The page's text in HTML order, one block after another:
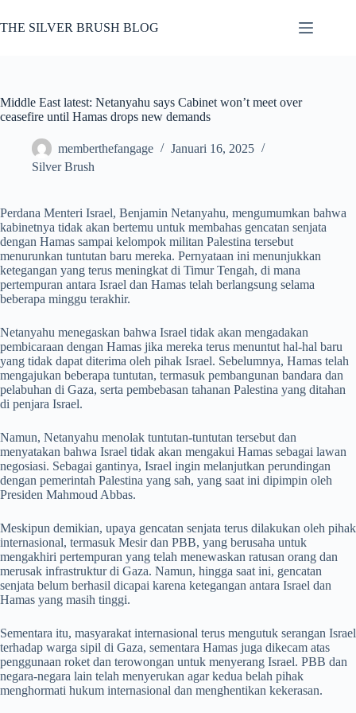
to
content
THE SILVER BRUSH BLOG
Middle East latest: Netanyahu says Cabinet won’t meet over
ceasefire until Hamas drops new demands
memberthefangage
Januari 16, 2025
Silver Brush
Perdana Menteri Israel, Benjamin Netanyahu, mengumumkan bahwa
kabinetnya tidak akan bertemu untuk membahas gencatan senjata
dengan Hamas sampai kelompok militan Palestina tersebut
menurunkan tuntutan baru mereka. Pernyataan ini menunjukkan
ketegangan yang terus meningkat di Timur Tengah, di mana
pertempuran antara Israel dan Hamas telah berlangsung selama
beberapa minggu terakhir.
Netanyahu menegaskan bahwa Israel tidak akan mengadakan
pembicaraan dengan Hamas jika mereka terus menuntut hal-hal baru
yang tidak dapat diterima oleh pihak Israel. Sebelumnya, Hamas telah
mengajukan beberapa tuntutan, termasuk pembangunan bandara dan
pelabuhan di Gaza, serta pembebasan tahanan Palestina yang ditahan
di penjara Israel.
Namun, Netanyahu menolak tuntutan-tuntutan tersebut dan
menyatakan bahwa Israel tidak akan mengakui Hamas sebagai lawan
negosiasi. Sebagai gantinya, Israel ingin melanjutkan perundingan
dengan pemerintah Palestina yang sah, yang saat ini dipimpin oleh
Presiden Mahmoud Abbas.
Meskipun demikian, upaya gencatan senjata terus dilakukan oleh pihak
internasional, termasuk Mesir dan PBB, yang berusaha untuk
mengakhiri pertempuran yang telah menewaskan ratusan orang dan
merusak infrastruktur di Gaza. Namun, hingga saat ini, gencatan
senjata belum berhasil dicapai karena ketegangan antara Israel dan
Hamas yang masih tinggi.
Sementara itu, masyarakat internasional terus mengutuk serangan Israel
terhadap warga sipil di Gaza, sementara Hamas juga dikecam atas
penggunaan roket dan terowongan untuk menyerang Israel. PBB dan
negara-negara lain telah menyerukan agar kedua belah pihak
menghormati hukum internasional dan menghentikan kekerasan.